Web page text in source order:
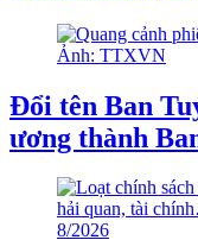
Đổi tên Ban
ương thành